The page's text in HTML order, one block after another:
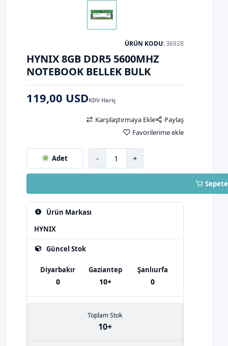
ÜRÜN KODU:36928
HYNIX 8GB DDR5 5600MHZ
NOTEBOOK BELLEK BULK
119,00 USDKDV Hariç
Ürün Markası
HYNIX
Güncel Stok
Diyarbakır
0
Gaziantep
10+
Şanlıurfa
0
Toplam Stok
10+
Karşılaştırmaya Ekle
Paylaş
Favorilerime ekle
Adet - +